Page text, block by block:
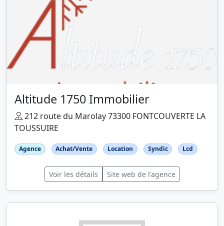
Altitude 1750 Immobilier
212 route du Marolay 73300 FONTCOUVERTE LA
TOUSSUIRE
Agence Achat/Vente Location Syndic Lcd
Voir les détails Site web de l'agence